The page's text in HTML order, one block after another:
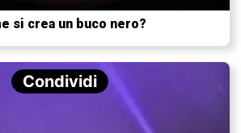
si crea un buco nero?
Condividi